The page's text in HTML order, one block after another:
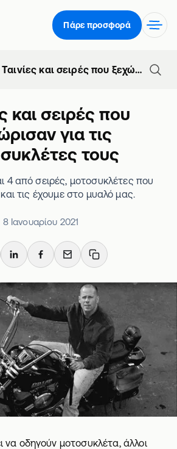
Πάρε προσφορά
Ταινίες και σειρές που ξεχώρισαν για τις μοτοσυκλέτες τους
και σειρές που
για τις
τους
4 από σειρές, μοτοσυκλέτες που
τις έχουμε στο μυαλό μας.
8 Ιανουαρίου 2021
LinkedInFacebook
Email Copy link
να οδηγούν μοτοσυκλέτα, άλλοι